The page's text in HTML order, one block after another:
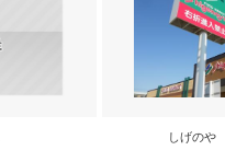
しげのや